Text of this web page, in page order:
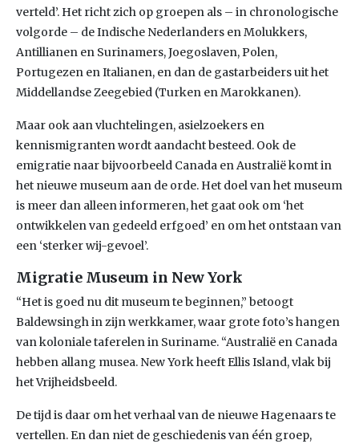
verteld’. Het richt zich op groepen als – in chronologische
volgorde – de Indische Nederlanders en Molukkers,
Antillianen en Surinamers, Joegoslaven, Polen,
Portugezen en Italianen, en dan de gastarbeiders uit het
Middellandse Zeegebied (Turken en Marokkanen).
Maar ook aan vluchtelingen, asielzoekers en
kennismigranten wordt aandacht besteed. Ook de
emigratie naar bijvoorbeeld Canada en Australië komt in
het nieuwe museum aan de orde. Het doel van het museum
is meer dan alleen informeren, het gaat ook om ‘het
ontwikkelen van gedeeld erfgoed’ en om het ontstaan van
een ‘sterker wij-gevoel’.
Migratie Museum in New York
“Het is goed nu dit museum te beginnen,” betoogt
Baldewsingh in zijn werkkamer, waar grote foto’s hangen
van koloniale taferelen in Suriname. “Australië en Canada
hebben allang musea. New York heeft Ellis Island, vlak bij
het Vrijheidsbeeld.
De tijd is daar om het verhaal van de nieuwe Hagenaars te
vertellen. En dan niet de geschiedenis van één groep,